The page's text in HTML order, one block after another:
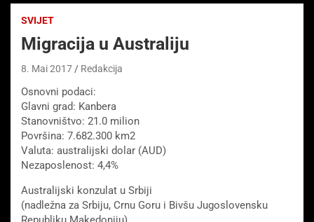
SVIJET
Migracija u Australiju
8. Mai 2017 Redakcija
Osnovni podaci:
Glavni grad: Kanbera
Stanovništvo: 21.0 milion
Površina: 7.682.300 km2
Valuta: australijski dolar (AUD)
Nezaposlenost: 4,4%
Australijski konzulat u Srbiji
(nadležna za Srbiju, Crnu Goru i Bivšu Jugoslovensku